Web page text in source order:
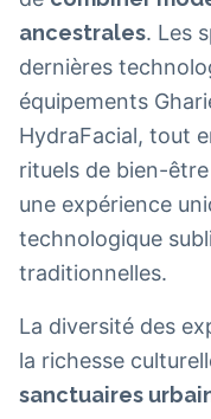
ancestrales. Les
dernières
équipements
HydraFacial, tout
rituels de bien-
une expérience
technologique
traditionnelles.
La diversité des
la richesse
sanctuaires